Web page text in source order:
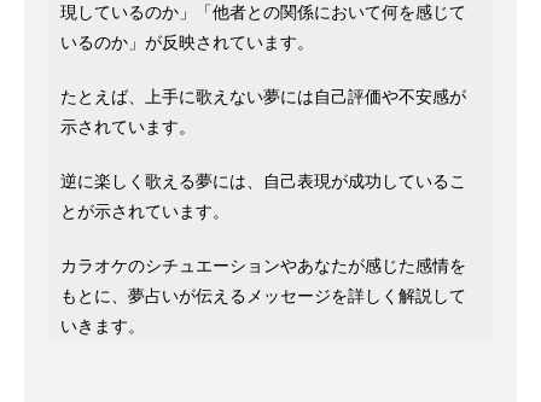
現しているのか」「他者との関係において何を感じて
いるのか」が反映されています。
たとえば、上手に歌えない夢には自己評価や不安感が
示されています。
逆に楽しく歌える夢には、自己表現が成功しているこ
とが示されています。
カラオケのシチュエーションやあなたが感じた感情を
もとに、夢占いが伝えるメッセージを詳しく解説して
いきます。